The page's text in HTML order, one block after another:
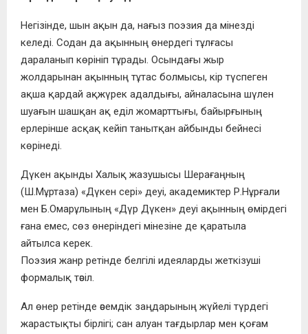
Негізінде, шын ақын да, нағыз поэзия да мінезді
келеді. Содан да ақынның өнердегі тұлғасы
дараланып көрініп тұрады. Осындағы жыр
жолдарынан ақынның тұтас болмысы, кір түспеген
ақша қардай ақжүрек адалдығы, айналасына шүлен
шуағын шашқан ақ еділ жомарттығы, байырғының
ерлерінше асқақ кейіп танытқан айбынды бейнесі
көрінеді.
Дүкен ақынды Халық жазушысы Шерағаңның
(Ш.Мұртаза) «Дүкен сері» деуі, академиктер Р.Нұрғали
мен Б.Омарұлының «Дүр Дүкен» деуі ақынның өмірдегі
ғана емес, сөз өнеріндегі мінезіне де қаратыла
айтылса керек.
Поэзия жанр ретінде белгілі идея­ларды жеткізуші
формалық тәсіл.
Ал өнер ретінде әсемдік заңдарының жүйе­лі түрдегі
жарастықты бірлігі; сан алуан тағдырлар мен қоғам